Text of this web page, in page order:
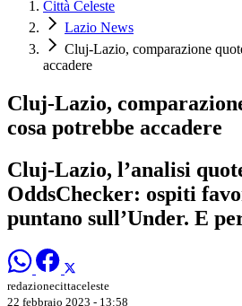
Città Celeste
Lazio News
Cluj-Lazio, comparazione
accadere
Cluj-Lazio,
cosa potrebbe accadere
Cluj-Lazio, l’analisi
OddsChecker: ospiti
puntano sull’Under. E
redazionecittaceleste
22 febbraio 2023 - 13:58